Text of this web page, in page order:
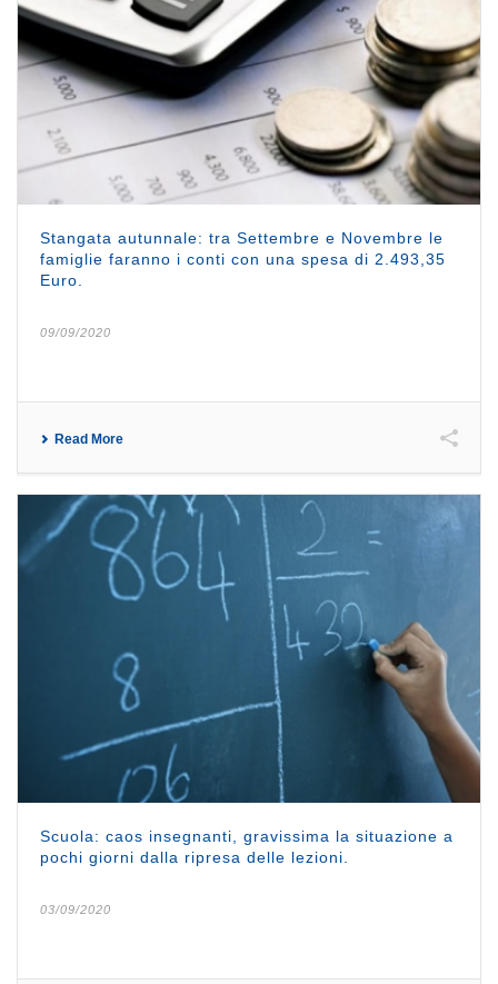
Stangata autunnale: tra Settembre e Novembre le
famiglie faranno i conti con una spesa di 2.493,35
Euro.
09/09/2020
Read More
Scuola: caos insegnanti, gravissima la situazione a
pochi giorni dalla ripresa delle lezioni.
03/09/2020